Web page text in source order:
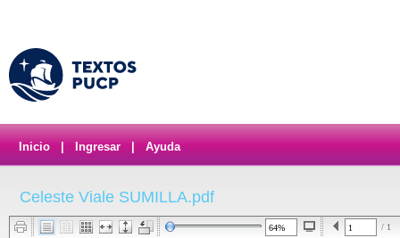
Inicio Ingresar Ayuda
Celeste Viale SUMILLA.pdf
/ 1